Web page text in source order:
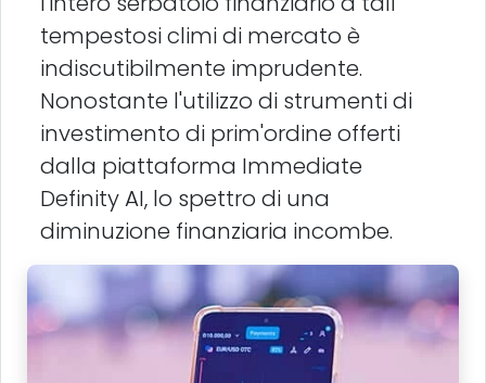
tempestosi climi di mercato è
indiscutibilmente imprudente.
Nonostante l'utilizzo di strumenti di
investimento di prim'ordine offerti
dalla piattaforma Immediate
Definity AI, lo spettro di una
diminuzione finanziaria incombe.